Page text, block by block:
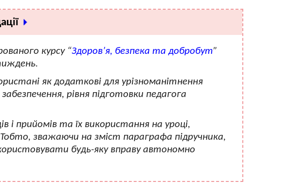
курсу “Здоров’я, безпека та добробут”
як додаткові для урізноманітнення
рівня підготовки педагога
і прийомів та їх використання на уроці,
зважаючи на зміст параграфа підручника,
будь-яку вправу автономно